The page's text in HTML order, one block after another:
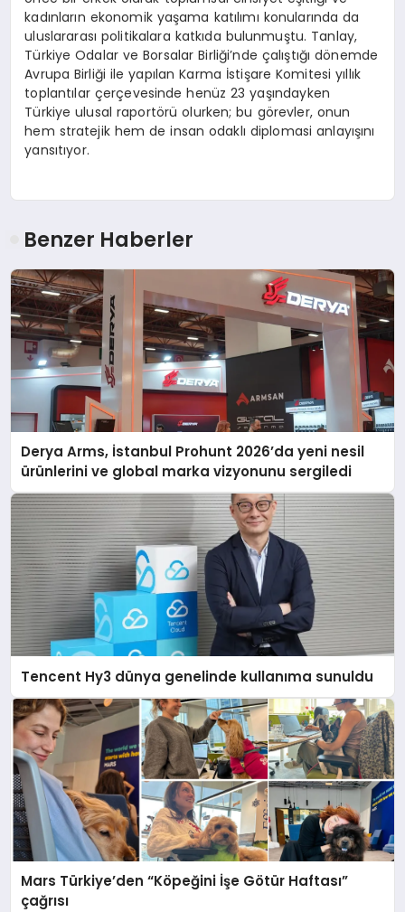
kadınların ekonomik yaşama katılımı konularında da
uluslararası politikalara katkıda bulunmuştu. Tanlay,
Türkiye Odalar ve Borsalar Birliği’nde çalıştığı dönemde
Avrupa Birliği ile yapılan Karma İstişare Komitesi yıllık
toplantılar çerçevesinde henüz 23 yaşındayken
Türkiye ulusal raportörü olurken; bu görevler, onun
hem stratejik hem de insan odaklı diplomasi anlayışını
yansıtıyor.
Benzer Haberler
Derya Arms, İstanbul Prohunt 2026’da yeni nesil
ürünlerini ve global marka vizyonunu sergiledi
Tencent Hy3 dünya genelinde kullanıma sunuldu
Mars Türkiye’den “Köpeğini İşe Götür Haftası”
çağrısı